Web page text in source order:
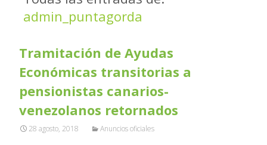
admin_puntagorda
Tramitación de Ayudas
Económicas transitorias a
pensionistas canarios-
venezolanos retornados
28 agosto, 2018 Anuncios oficiales